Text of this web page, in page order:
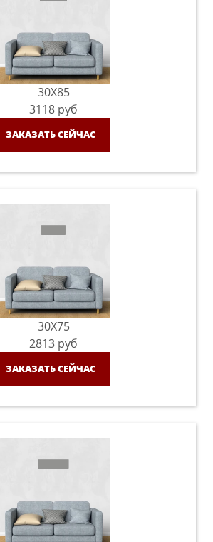
30X85
3118 руб
ЗАКАЗАТЬ СЕЙЧАС
30X75
2813 руб
ЗАКАЗАТЬ СЕЙЧАС